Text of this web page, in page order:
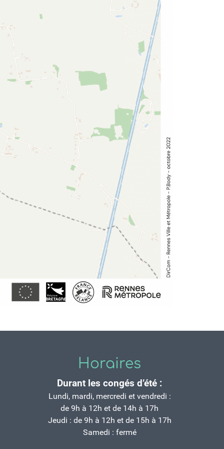
Horaires
Durant les congés d’été :
Lundi, mardi, mercredi et vendredi :
de 9h à 12h et de 14h à 17h
Jeudi : de 9h à 12h et de 15h à 17h
Samedi : fermé